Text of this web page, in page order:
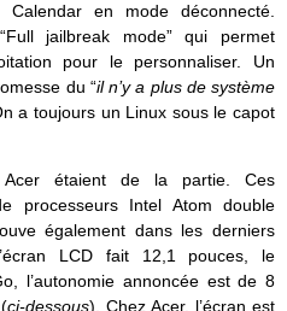
en mode déconnecté.
jailbreak mode” qui permet
pour le personnaliser. Un
du “il n’y a plus de système
a toujours un Linux sous le capot
étaient de la partie. Ces
processeurs Intel Atom double
également dans les derniers
LCD fait 12,1 pouces, le
l’autonomie annoncée est de 8
ci-dessous). Chez Acer, l’écran est